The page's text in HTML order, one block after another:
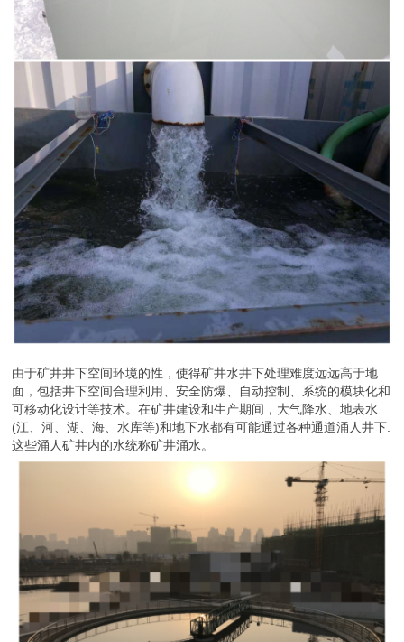
由于矿井井下空间环境的性，使得矿井水井下处理难度远远高于地
面，包括井下空间合理利用、安全防爆、自动控制、系统的模块化和
可移动化设计等技术。在矿井建设和生产期间，大气降水、地表水
(江、河、湖、海、水库等)和地下水都有可能通过各种通道涌人井下.
这些涌人矿井内的水统称矿井涌水。